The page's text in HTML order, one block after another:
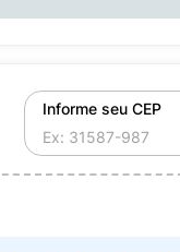
Informe seu CEP